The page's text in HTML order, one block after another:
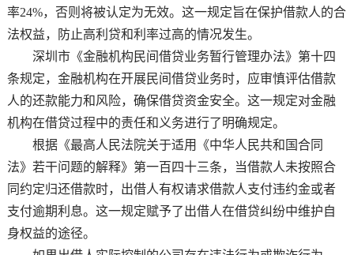
率24%，否则将被认定为无效。这一规定旨在保护借款人的合
法权益，防止高利贷和利率过高的情况发生。
深圳市《金融机构民间借贷业务暂行管理办法》第十四
条规定，金融机构在开展民间借贷业务时，应审慎评估借款
人的还款能力和风险，确保借贷资金安全。这一规定对金融
机构在借贷过程中的责任和义务进行了明确规定。
根据《最高人民法院关于适用《中华人民共和国合同
法》若干问题的解释》第一百四十三条，当借款人未按照合
同约定归还借款时，出借人有权请求借款人支付违约金或者
支付逾期利息。这一规定赋予了出借人在借贷纠纷中维护自
身权益的途径。